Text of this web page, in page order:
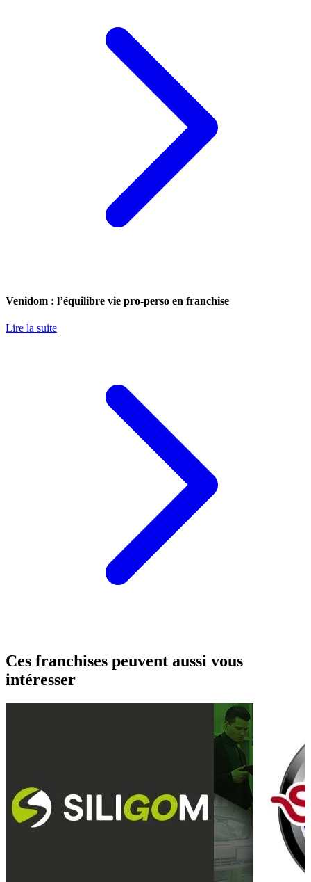
Venidom : l’équilibre vie pro-perso en franchise
Lire la suite
Ces franchises peuvent aussi vous
intéresser